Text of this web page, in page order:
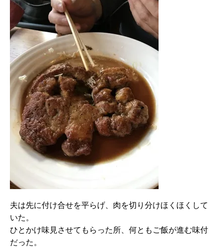
夫は先に付け合せを平らげ、肉を切り分けほくほくして
いた。
ひとかけ味見させてもらった所、何ともご飯が進む味付
だった。